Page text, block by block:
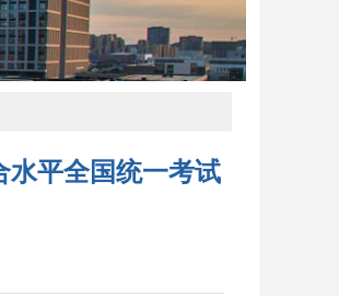
水平全国统一考试